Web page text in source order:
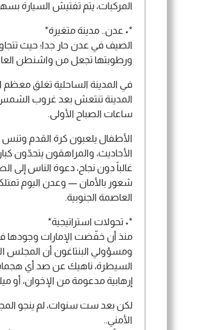
المركبات، يتم تفتيش السيارة
*• عدن.. مدينة متغيرة*
ورطوبتها تجعل من واشنطن
في المدينة الساحلية تغلق معظم
المدينة تنتعش بعد غروب
ساعات الصباح الأولى.
الأطفال يلعبون كرة القدم وتنس
الأحاديث، والمراهقون يتحدّون
غالباً دون نجاح، دعوة الناس إلى
شعور بالأمان — وعدن اليوم
العاصمة الجنوبية.
*• تحولات استراتيجية*
ومسؤولي البنتاغون أن المجلس
السيطرة، ناهيك عن صد أي هجمات
إرهابية مدعومة من الإخوان، أو
لكن بعد ست سنوات، لم ينجو
الأمني..